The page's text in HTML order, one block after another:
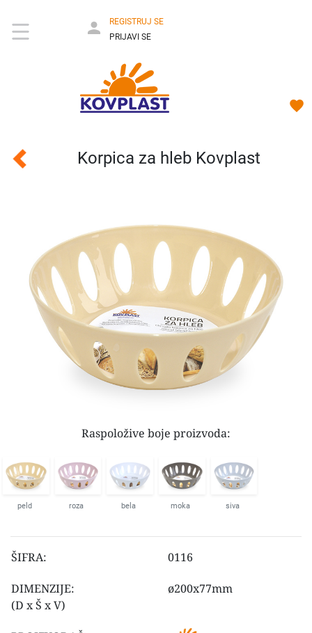
REGISTRUJ SE
PRIJAVI SE
Korpica za hleb Kovplast
Raspoložive boje proizvoda:
peld roza bela moka siva
ŠIFRA: 0116
DIMENZIJE:
(D x Š x V)
ø200x77mm